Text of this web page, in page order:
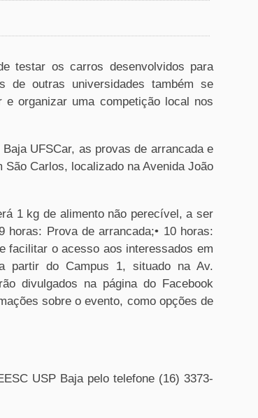
testar os carros desenvolvidos para
de outras universidades também se
organizar uma competição local nos
UFSCar, as provas de arrancada e
Carlos, localizado na Avenida João
1 kg de alimento não perecível, a ser
horas: Prova de arrancada;• 10 horas:
facilitar o acesso aos interessados em
partir do Campus 1, situado na Av.
divulgados na página do Facebook
sobre o evento, como opções de
USP Baja pelo telefone (16) 3373-